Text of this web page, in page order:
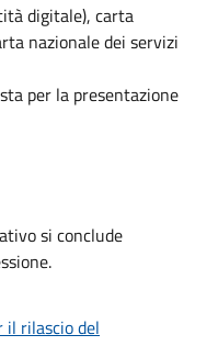
digitale), carta
nazionale dei servizi
per la presentazione
si conclude
il rilascio del